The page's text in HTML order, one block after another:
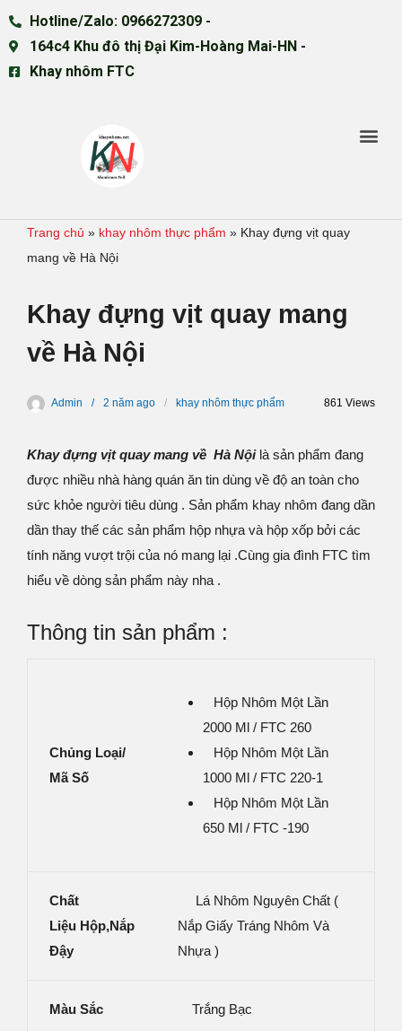
Hotline/Zalo: 0966272309 -
164c4 Khu đô thị Đại Kim-Hoàng Mai-HN -
Khay nhôm FTC
Trang chủ » khay nhôm thực phẩm » Khay đựng vịt quay
mang về Hà Nội
Khay đựng vịt quay mang
về Hà Nội
Admin 2 năm ago khay nhôm thực phẩm 861 Views
Khay đựng vịt quay mang về Hà Nộilà sản phẩm đang
được nhiều nhà hàng quán ăn tin dùng về độ an toàn cho
sức khỏe người tiêu dùng . Sản phẩm khay nhôm đang dần
dần thay thế các sản phẩm hộp nhựa và hộp xốp bởi các
tính năng vượt trội của nó mang lại .Cùng gia đình FTC tìm
hiểu về dòng sản phẩm này nha .
Thông tin sản phẩm :
Chủng Loại/
Mã Số
Hộp Nhôm Một Lần
2000 Ml / FTC 260
Hộp Nhôm Một Lần
1000 Ml / FTC 220-1
Hộp Nhôm Một Lần
650 Ml / FTC -190
Chất
Liệu Hộp,nắp
Đậy
Lá Nhôm Nguyên Chất (
Nắp Giấy Tráng Nhôm Và
Nhựa )
Màu Sắc Trắng Bạc